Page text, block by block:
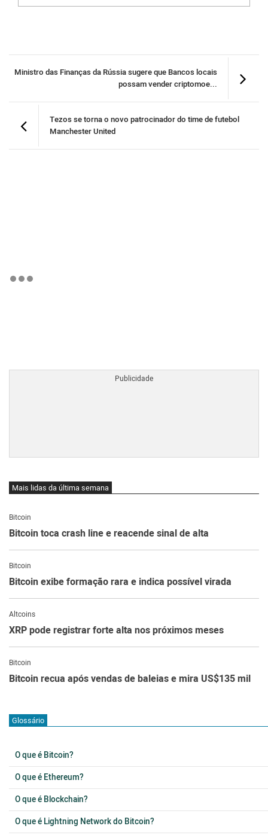
Ministro das Finanças da Rússia sugere que Bancos locais
possam vender criptomoe...
Tezos se torna o novo patrocinador do time de futebol
Manchester United
Mais lidas da última semana
Bitcoin
Bitcoin toca crash line e reacende sinal de alta
Bitcoin
Bitcoin exibe formação rara e indica possível virada
Altcoins
XRP pode registrar forte alta nos próximos meses
Bitcoin
Bitcoin recua após vendas de baleias e mira US$135 mil
Glossário
O que é Bitcoin?
O que é Ethereum?
O que é Blockchain?
O que é Lightning Network do Bitcoin?